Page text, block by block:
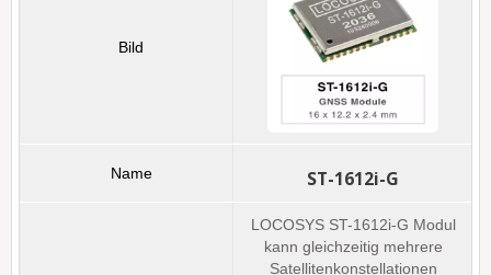
ST-1612i-G
LOCOSYS ST-1612i-G Modul
kann gleichzeitig mehrere
Satellitenkonstellationen